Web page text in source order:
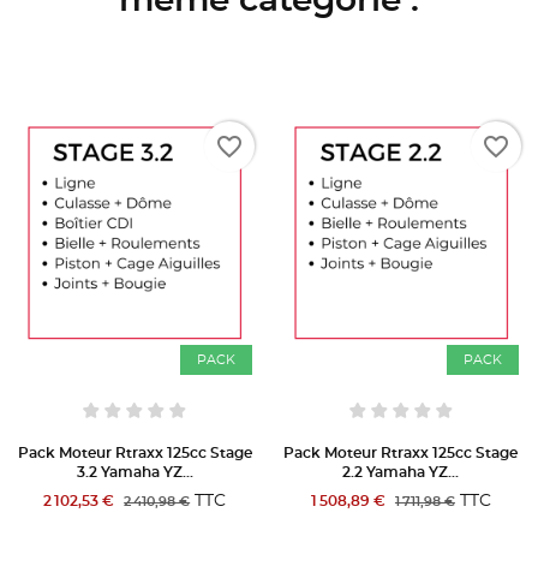
PACK
Pack Moteur Rtraxx 125cc Stage
3.2 Yamaha YZ...
2 102,53 €
2 410,98 €TTC
favorite_border
PACK
Pack Moteur Rtraxx 125cc Stage
2.2 Yamaha YZ...
1 508,89 €
1 711,98 €TTC
favorite_border